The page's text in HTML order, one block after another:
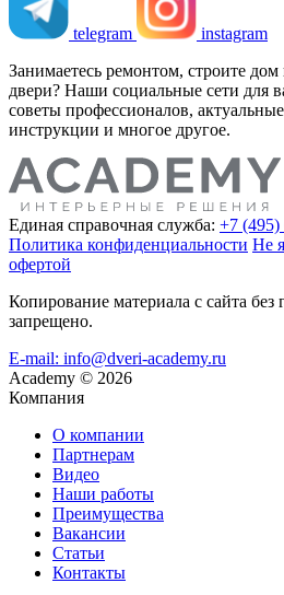
telegram
instagram
Занимаетесь ремонтом, строите
двери? Наши социальные сети для
советы профессионалов,
инструкции и многое другое.
Единая справочная служба: +7 (495)
Политика конфиденциальности Не
офертой
Копирование материала с сайта
запрещено.
E-mail: info@dveri-academy.ru
Academy © 2026
Компания
О компании
Партнерам
Видео
Наши работы
Преимущества
Вакансии
Статьи
Контакты